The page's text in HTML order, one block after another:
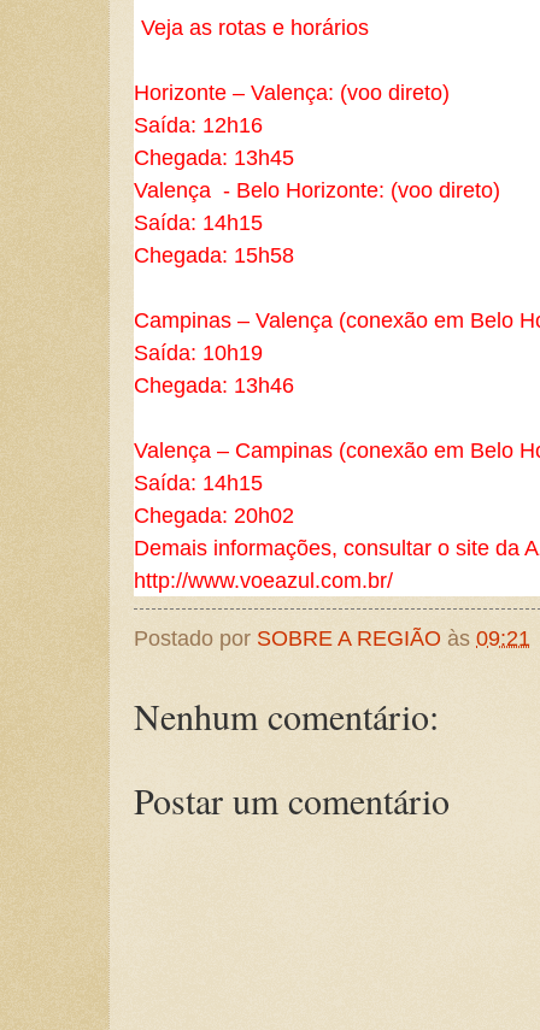
Veja as rotas e horários
Horizonte – Valença: (voo direto)
Saída: 12h16
Chegada: 13h45
Valença - Belo Horizonte: (voo direto)
Saída: 14h15
Chegada: 15h58
Campinas – Valença (conexão em Belo
Saída: 10h19
Chegada: 13h46
Valença – Campinas (conexão em Belo
Saída: 14h15
Chegada: 20h02
Demais informações, consultar o site da
http://www.voeazul.com.br/
Postado por SOBRE A REGIÃO às 09:21
Nenhum comentário:
Postar um comentário